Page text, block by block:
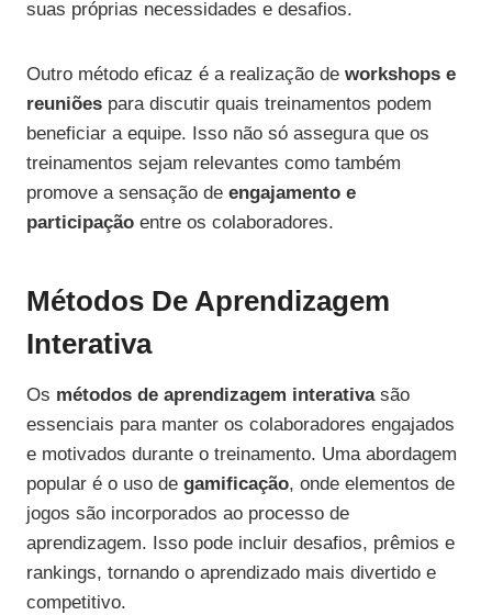
suas próprias necessidades e desafios.
Outro método eficaz é a realização de workshops e
reuniões para discutir quais treinamentos podem
beneficiar a equipe. Isso não só assegura que os
treinamentos sejam relevantes como também
promove a sensação de engajamento e
participação entre os colaboradores.
Métodos De Aprendizagem
Interativa
Os métodos de aprendizagem interativasão
essenciais para manter os colaboradores engajados
e motivados durante o treinamento. Uma abordagem
popular é o uso de gamificação, onde elementos de
jogos são incorporados ao processo de
aprendizagem. Isso pode incluir desafios, prêmios e
rankings, tornando o aprendizado mais divertido e
competitivo.